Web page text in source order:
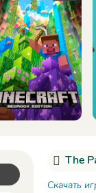
The
Скачать